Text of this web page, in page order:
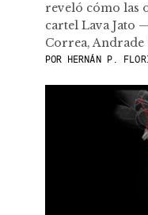
reveló cómo las
cartel Lava Jato
Correa, Andrade
PORHERNÁN P.